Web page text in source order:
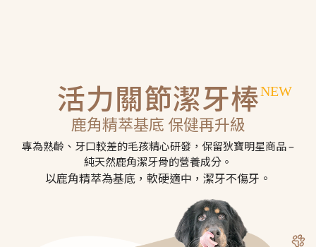
活力關節潔牙棒
鹿角精萃基底 保健再升級
專為熟齡、牙口較差的毛孩精心研發，保留狄寶明星商品 ­–
純天然鹿角潔牙骨的營養成分。
以鹿角精萃為基底，軟硬適中，潔牙不傷牙。